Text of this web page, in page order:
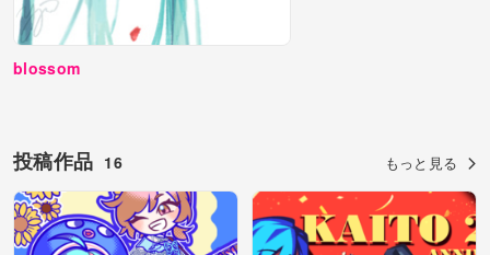
blossom
投稿作品 16 もっと見る